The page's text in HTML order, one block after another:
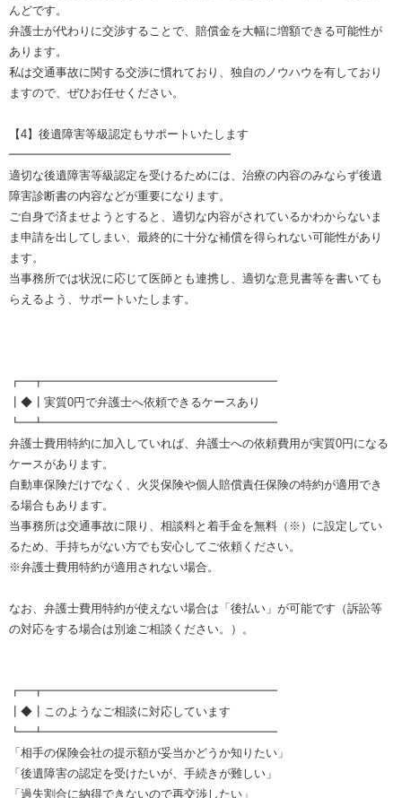
んどです。
弁護士が代わりに交渉することで、賠償金を大幅に増額できる可能性が
あります。
私は交通事故に関する交渉に慣れており、独自のノウハウを有しており
ますので、ぜひお任せください。
【4】後遺障害等級認定もサポートいたします
━━━━━━━━━━━━━━━━━━━
適切な後遺障害等級認定を受けるためには、治療の内容のみならず後遺
障害診断書の内容などが重要になります。
ご自身で済ませようとすると、適切な内容がされているかわからないま
ま申請を出してしまい、最終的に十分な補償を得られない可能性があり
ます。
当事務所では状況に応じて医師とも連携し、適切な意見書等を書いても
らえるよう、サポートいたします。
┏━┳━━━━━━━━━━━━━━━━━━━━
┃◆┃実質0円で弁護士へ依頼できるケースあり
┗━┻━━━━━━━━━━━━━━━━━━━━
弁護士費用特約に加入していれば、弁護士への依頼費用が実質0円になる
ケースがあります。
自動車保険だけでなく、火災保険や個人賠償責任保険の特約が適用でき
る場合もあります。
当事務所は交通事故に限り、相談料と着手金を無料（※）に設定してい
るため、手持ちがない方でも安心してご依頼ください。
※弁護士費用特約が適用されない場合。
なお、弁護士費用特約が使えない場合は「後払い」が可能です（訴訟等
の対応をする場合は別途ご相談ください。）。
┏━┳━━━━━━━━━━━━━━━━━━━━
┃◆┃このようなご相談に対応しています
┗━┻━━━━━━━━━━━━━━━━━━━━
「相手の保険会社の提示額が妥当かどうか知りたい」
「後遺障害の認定を受けたいが、手続きが難しい」
「過失割合に納得できないので再交渉したい」